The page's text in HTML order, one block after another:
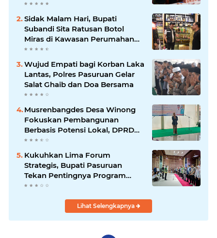
Sidak Malam Hari, Bupati
Subandi Sita Ratusan Botol
Miras di Kawasan Perumahan
Sidoarjo
Wujud Empati bagi Korban Laka
Lantas, Polres Pasuruan Gelar
Salat Ghaib dan Doa Bersama
Musrenbangdes Desa Winong
Fokuskan Pembangunan
Berbasis Potensi Lokal, DPRD
Optimistis Meski Dihantam
Efisiensi Anggaran
Kukuhkan Lima Forum
Strategis, Bupati Pasuruan
Tekan Pentingnya Program
Nyata untuk Rakyat
Lihat Selengkapnya